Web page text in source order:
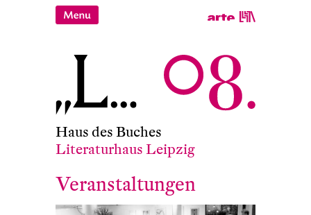
Haus des Buches
Literaturhaus Leipzig
Veranstaltungen